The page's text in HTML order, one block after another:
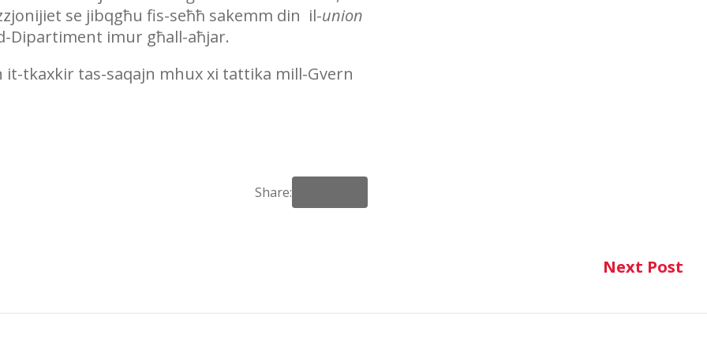
se jibqgħu fis-seħħ sakemm din il-union
Dipartiment imur għall-aħjar.
tkaxkir tas-saqajn mhux xi tattika mill-Gvern
Share:
Next Post